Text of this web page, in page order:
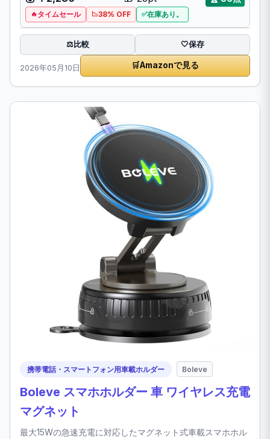
タイムセール 38% OFF 在庫あり。
⚖️比較 🤍保存
2026年05月10日 🛒Amazonで見る
携帯電話・スマートフォン用車載ホルダー Boleve
Boleve スマホホルダー 車 ワイヤレス充電
マグネット
最大15Wの急速充電に対応したマグネット式車載スマホホル